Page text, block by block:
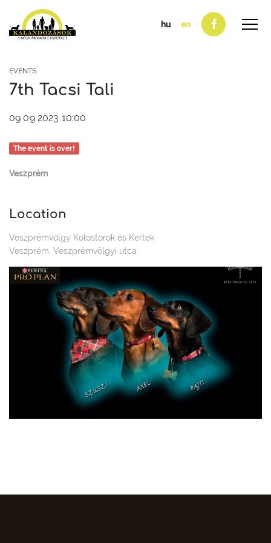
hu en
EVENTS
7th Tacsi Tali
09 09 2023 10:00
The event is over!
Veszprém
Location
Veszprémvölgy Kolostorok és Kertek
Veszprém, Veszprémvölgyi utca